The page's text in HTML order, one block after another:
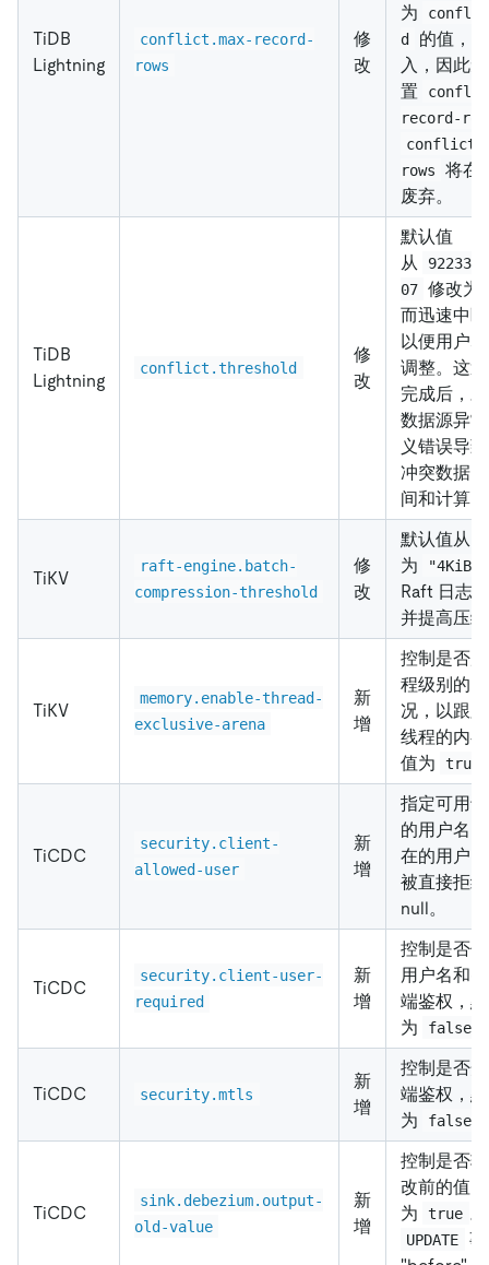
TiDB
Lightning
conflict.max-record-
rows
修
改
为
d
的值，
入，因此
置
record-
rows
将在
废弃。
TiDB
Lightning
conflict.threshold
修
改
默认值
从
07 修改为
而迅速中
以便用户
调整。这
完成后，
数据源异
义错误导
冲突数据
间和计算
TiKV
raft-engine.batch-
compression-threshold
修
改
默认值从
为 "4KiB"
Raft 日志
并提高压
TiKV
memory.enable-thread-
exclusive-arena
新
增
控制是否
程级别的
况，以跟
线程的内
值为
true
TiCDC
security.client-
allowed-user
新
增
指定可用
的用户名
在的用户
被直接拒
null。
TiCDC
security.client-user-
required
新
增
控制是否
用户名和
端鉴权，
为
false
TiCDC security.mtls
新
增
控制是否
端鉴权，
为
false
TiCDC
sink.debezium.output-
old-value
新
增
控制是否
改前的值
为
true
UPDATE